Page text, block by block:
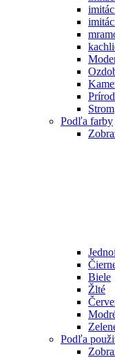
Strom
Podľa farby
Biele
Žlté
Podľa